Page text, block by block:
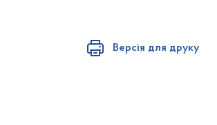
Версія для друку